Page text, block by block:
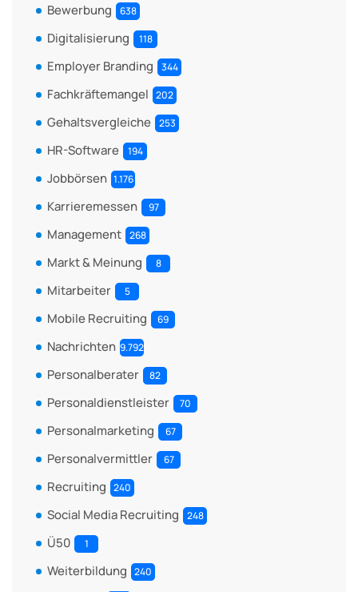
Bewerbung 638
Digitalisierung 118
Employer Branding 344
Fachkräftemangel 202
Gehaltsvergleiche 253
HR-Software 194
Jobbörsen 1.176
Karrieremessen 97
Management 268
Markt & Meinung 8
Mitarbeiter 5
Mobile Recruiting 69
Nachrichten 9.792
Personalberater 82
Personaldienstleister 70
Personalmarketing 67
Personalvermittler 67
Recruiting 240
Social Media Recruiting 248
Ü50 1
Weiterbildung 240